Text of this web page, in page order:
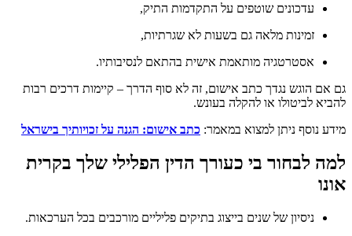
עדכונים שוטפים על התקדמות התיק,
זמינות מלאה גם בשעות לא שגרתיות,
אסטרטגיה מותאמת אישית בהתאם לנסיבותיו.
גם אם הוגש נגדך כתב אישום, זה לא סוף הדרך – קיימות דרכים רבות
להביא לביטולו או להקלה בעונש.
מידע נוסף ניתן למצוא במאמר: כתב אישום: הגנה על זכויותיך בישראל
למה לבחור בי כעורך הדין הפלילי שלך בקרית
אונו
ניסיון של שנים בייצוג בתיקים פליליים מורכבים בכל הערכאות.